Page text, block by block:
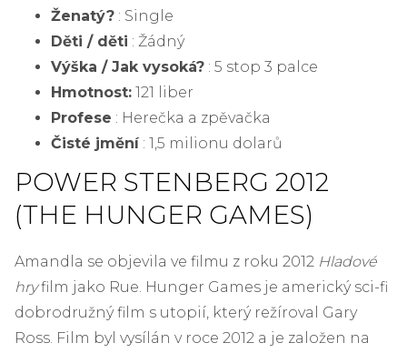
Ženatý? : Single
Děti / děti : Žádný
Výška / Jak vysoká? : 5 stop 3 palce
Hmotnost: 121 liber
Profese : Herečka a zpěvačka
Čisté jmění: 1,5 milionu dolarů
POWER STENBERG 2012
(THE HUNGER GAMES)
Amandla se objevila ve filmu z roku 2012 Hladové
hryfilm jako Rue. Hunger Games je americký sci-fi
dobrodružný film s utopií, který režíroval Gary
Ross. Film byl vysílán v roce 2012 a je založen na